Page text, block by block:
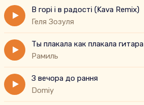
В горі і в радості (Kava Remix)
Геля Зозуля
Ты плакала как плакала гитара
Рамиль
З вечора до рання
Domiy